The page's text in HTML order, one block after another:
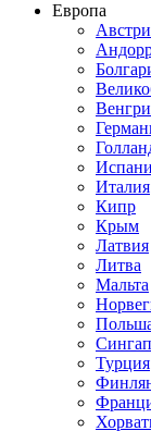
Европа
Италия
Кипр
Крым
Латвия
Литва
Мальта
Турция